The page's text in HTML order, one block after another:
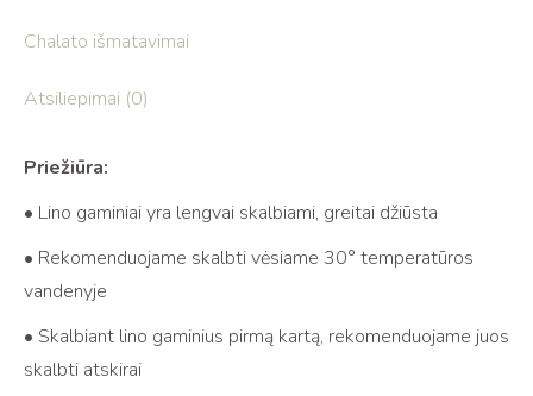
Chalato išmatavimai
Atsiliepimai (0)
Priežiūra:
• Lino gaminiai yra lengvai skalbiami, greitai džiūsta
• Rekomenduojame skalbti vėsiame 30° temperatūros
vandenyje
• Skalbiant lino gaminius pirmą kartą, rekomenduojame juos
skalbti atskirai